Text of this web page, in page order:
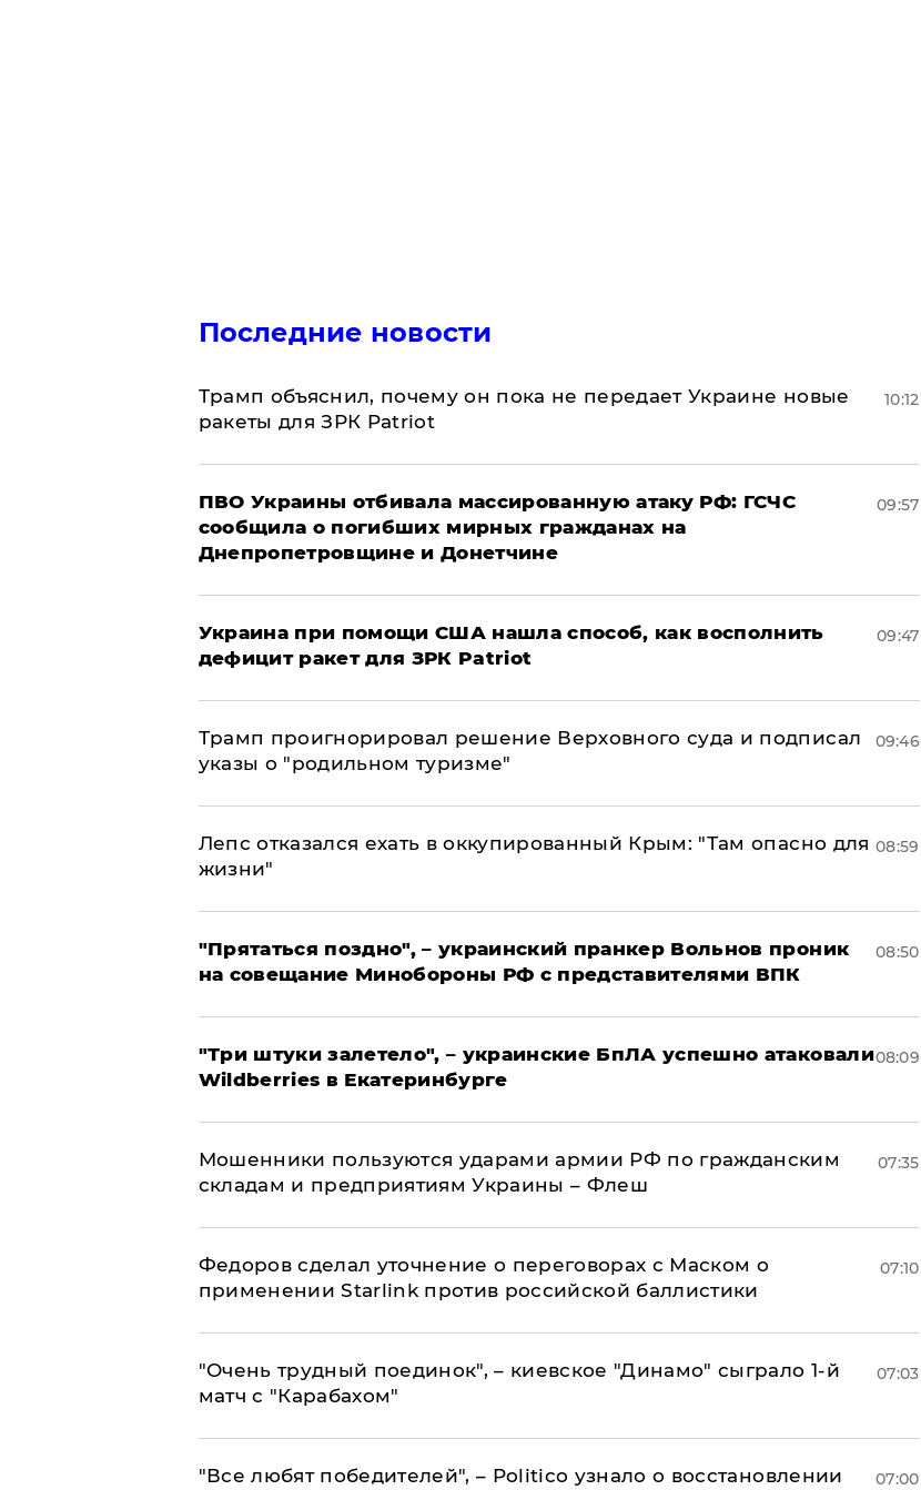
Последние новости
Трамп объяснил, почему он пока не передает Украине новые
ракеты для ЗРК Patriot
10:12
ПВО Украины отбивала массированную атаку РФ: ГСЧС
сообщила о погибших мирных гражданах на
Днепропетровщине и Донетчине
09:57
Украина при помощи США нашла способ, как восполнить
дефицит ракет для ЗРК Patriot
09:47
Трамп проигнорировал решение Верховного суда и подписал
указы о "родильном туризме"
09:46
Лепс отказался ехать в оккупированный Крым: "Там опасно для
жизни"
08:59
"Прятаться поздно", – украинский пранкер Вольнов проник
на совещание Минобороны РФ с представителями ВПК
08:50
"Три штуки залетело", – украинские БпЛА успешно атаковали
Wildberries в Екатеринбурге
08:09
Мошенники пользуются ударами армии РФ по гражданским
складам и предприятиям Украины – Флеш
07:35
Федоров сделал уточнение о переговорах с Маском о
применении Starlink против российской баллистики
07:10
"Очень трудный поединок", – киевское "Динамо" сыграло 1-й
матч с "Карабахом"
07:03
​"Все любят победителей", – Politico узнало о восстановлении
07:00